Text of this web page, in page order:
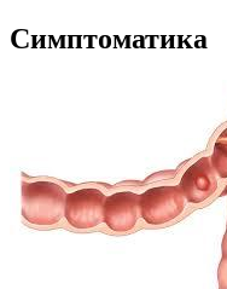
Симптоматика